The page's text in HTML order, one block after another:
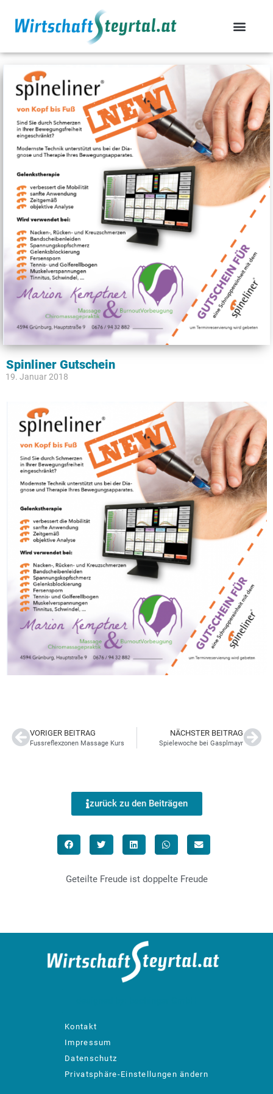
Spinliner Gutschein
19. Januar 2018
VORIGER BEITRAG
Fussreflexzonen Massage Kurs
NÄCHSTER BEITRAG
Spielewoche bei Gasplmayr
zurück zu den Beiträgen
Geteilte Freude ist doppelte Freude
Kontakt
Impressum
Datenschutz
Privatsphäre-Einstellungen ändern